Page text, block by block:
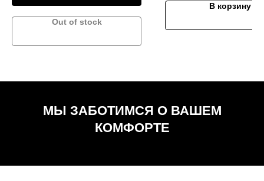
Out of stock
В корзину
МЫ ЗАБОТИМСЯ О ВАШЕМ
КОМФОРТЕ